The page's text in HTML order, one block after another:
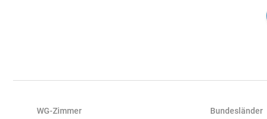
WG-Zimmer
Bundesländer